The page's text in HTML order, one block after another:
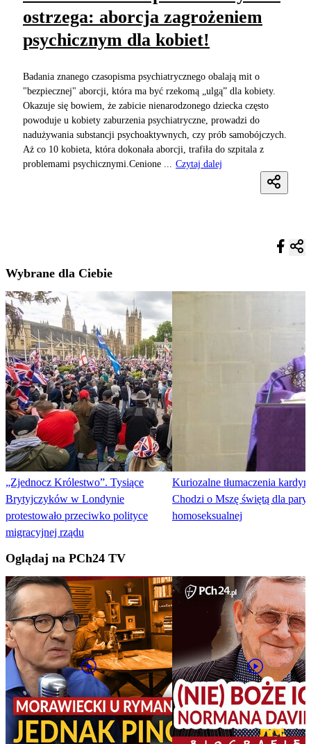
ostrzega: aborcja zagrożeniem
psychicznym dla kobiet!
Badania znanego czasopisma psychiatrycznego obalają mit o
"bezpiecznej" aborcji, która ma być rzekomą „ulgą” dla kobiety.
Okazuje się bowiem, że zabicie nienarodzonego dziecka często
powoduje u kobiety zaburzenia psychiatryczne, prowadzi do
nadużywania substancji psychoaktywnych, czy prób samobójczych.
Aż co 10 kobieta, która dokonała aborcji, trafiła do szpitala z
problemami psychicznymi.Cenione ...
Czytaj dalej
Wybrane dla Ciebie
„Zjednocz Królestwo”. Tysiące
Brytyjczyków w Londynie
protestowało przeciwko polityce
migracyjnej rządu
Kuriozalne tłumaczenia
Chodzi o Mszę świętą dla pary
homoseksualnej
Oglądaj na PCh24 TV